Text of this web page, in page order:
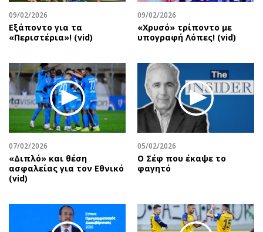
Κύπρος
Ελλάδα
Διεθνή
Κληρώσεις Allwyn
Οικονομική
Οικονομία
Real Estate
Επιχειρήσεις
Αγορές
Money Review
AstroBank Properties
Νέα
Κινητά-tablets
Social
Αυτοκίνηση
Αφιερώματα
Πολιτική
Οικονομία
Γενικά
Αναδρομές
Πρόσωπα
Γυναίκα
09/02/2026
Εξάποντο για τα
«Περιστέρια»! (vid)
09/02/2026
«Χρυσό» τρίποντο με
υπογραφή Λόπες! (vid)
07/02/2026
«Διπλό» και θέση
ασφαλείας για τον Εθνικό
(vid)
05/02/2026
Ο Σέφ που έκαψε το
φαγητό